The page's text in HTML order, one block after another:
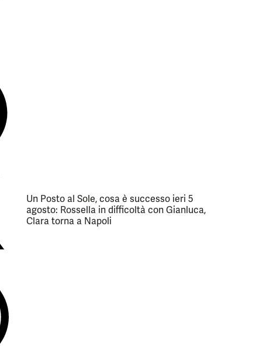
Un Posto al Sole, cosa è successo ieri 5
agosto: Rossella in difficoltà con Gianluca,
Clara torna a Napoli